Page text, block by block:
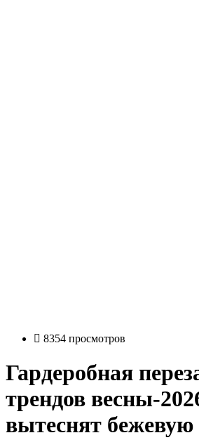
8354 просмотров
Гардеробная
трендов весны-
вытеснят бежевую